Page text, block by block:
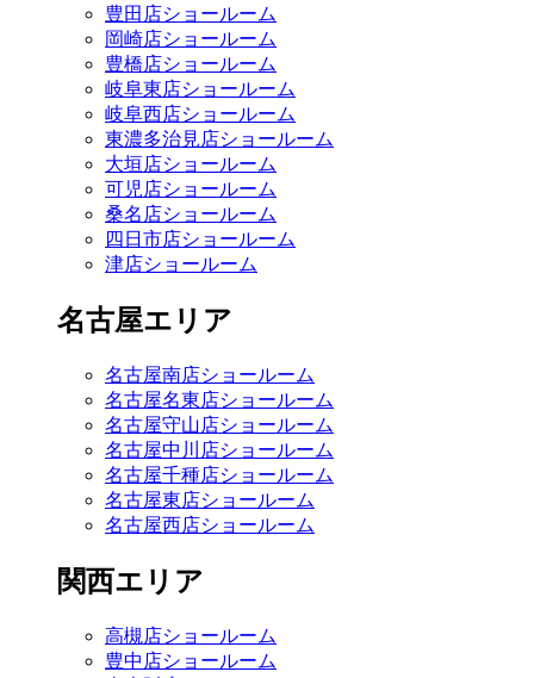
豊田店ショールーム
岡崎店ショールーム
豊橋店ショールーム
岐阜東店ショールーム
岐阜西店ショールーム
東濃多治見店ショールーム
大垣店ショールーム
可児店ショールーム
桑名店ショールーム
四日市店ショールーム
津店ショールーム
名古屋エリア
名古屋南店ショールーム
名古屋名東店ショールーム
名古屋守山店ショールーム
名古屋中川店ショールーム
名古屋千種店ショールーム
名古屋東店ショールーム
名古屋西店ショールーム
関西エリア
高槻店ショールーム
豊中店ショールーム